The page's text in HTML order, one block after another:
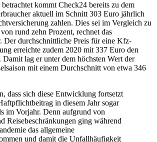
kommt Check24 bereits zu dem
aktuell im Schnitt 303 Euro jährlich
zahlen. Dies sei im Vergleich zu
rund zehn Prozent, rechnet das
Der durchschnittliche Preis für eine Kfz-
erreichte zudem 2020 mit 337 Euro den
lag er unter dem höchsten Wert der
mit einem Durchschnitt von etwa 346
dass sich diese Entwicklung fortsetzt
in diesem Jahr sogar
im Vorjahr. Denn aufgrund von
Reisebeschränkungen ging während
das allgemeine
und damit die Unfallhäufigkeit